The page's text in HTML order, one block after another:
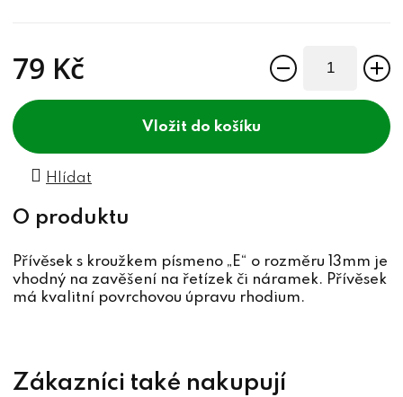
79 Kč
do košíku
Hlídat
Přívěsek s kroužkem písmeno „E“ o rozměru 13mm je
vhodný na zavěšení na řetízek či náramek. Přívěsek
má kvalitní povrchovou úpravu rhodium.